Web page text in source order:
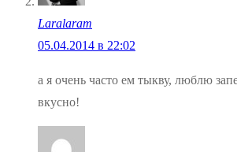
Laralaram
05.04.2014 в 22:02
а я очень часто ем тыкву, люблю
вкусно!